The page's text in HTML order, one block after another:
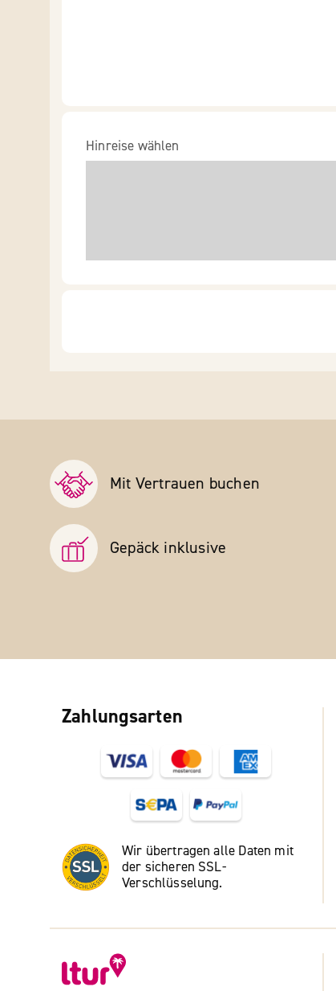
Hinreise wählen
Mit Vertrauen buchen
Gepäck inklusive
Zahlungsarten
Wir übertragen alle Daten mit
der sicheren SSL-
Verschlüsselung.